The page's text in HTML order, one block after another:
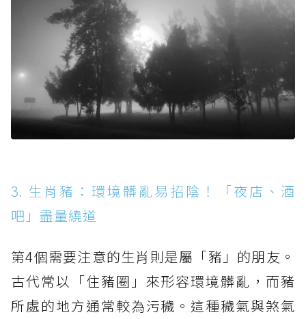
3. 生肖豬：環境髒亂易招陰！「夜店、酒
吧」盡量繞道
第4個需要注意的生肖則是屬「豬」的朋友。
古代常以「住豬圈」來形容環境髒亂，而豬
所處的地方通常較為污穢。這種穢氣與煞氣